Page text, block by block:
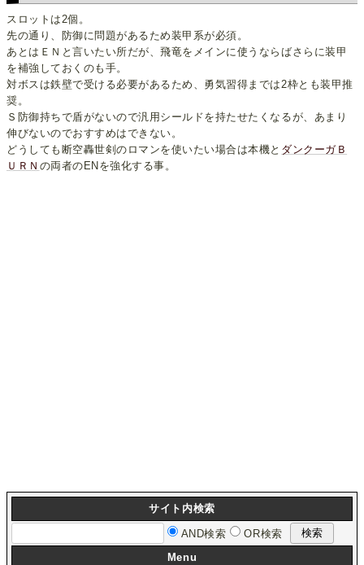
スロットは2個。
先の通り、防御に問題があるため装甲系が必須。
あとはＥＮと言いたい所だが、飛竜をメインに使うならばさらに装甲
を補強しておくのも手。
対ボスは鉄壁で受ける必要があるため、勇気習得までは2枠とも装甲推
奨。
Ｓ防御持ちで盾がないので汎用シールドを持たせたくなるが、あまり
伸びないのでおすすめはできない。
どうしても断空轟世剣のロマンを使いたい場合は本機と ダンクーガＢ
ＵＲＮ の両者のENを強化する事。
サイト内検索
AND検索
OR検索
Menu